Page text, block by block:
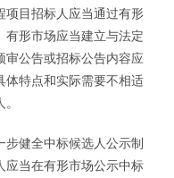
项目招标人应当通过有形
形市场应当建立与法定
审公告或招标公告内容应
体特点和实际需要不相适
健全中标候选人公示制
应当在有形市场公示中标